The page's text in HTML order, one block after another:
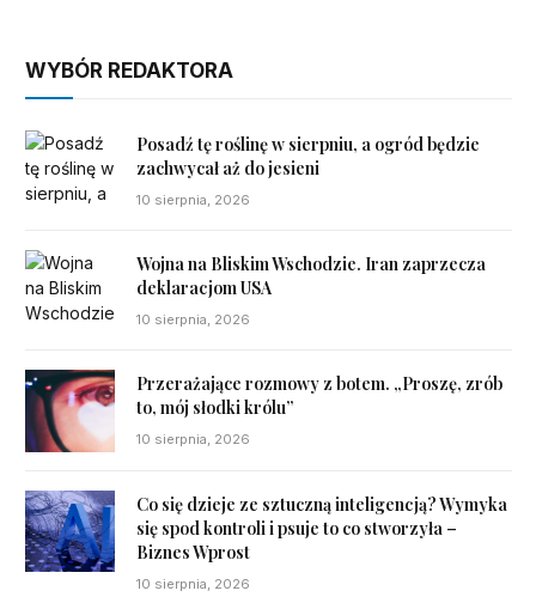
WYBÓR REDAKTORA
Posadź tę roślinę w sierpniu, a ogród będzie
zachwycał aż do jesieni
10 sierpnia, 2026
Wojna na Bliskim Wschodzie. Iran zaprzecza
deklaracjom USA
10 sierpnia, 2026
Przerażające rozmowy z botem. „Proszę, zrób
to, mój słodki królu”
10 sierpnia, 2026
Co się dzieje ze sztuczną inteligencją? Wymyka
się spod kontroli i psuje to co stworzyła –
Biznes Wprost
10 sierpnia, 2026